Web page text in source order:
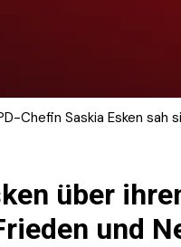
Chefin Saskia Esken
über
und